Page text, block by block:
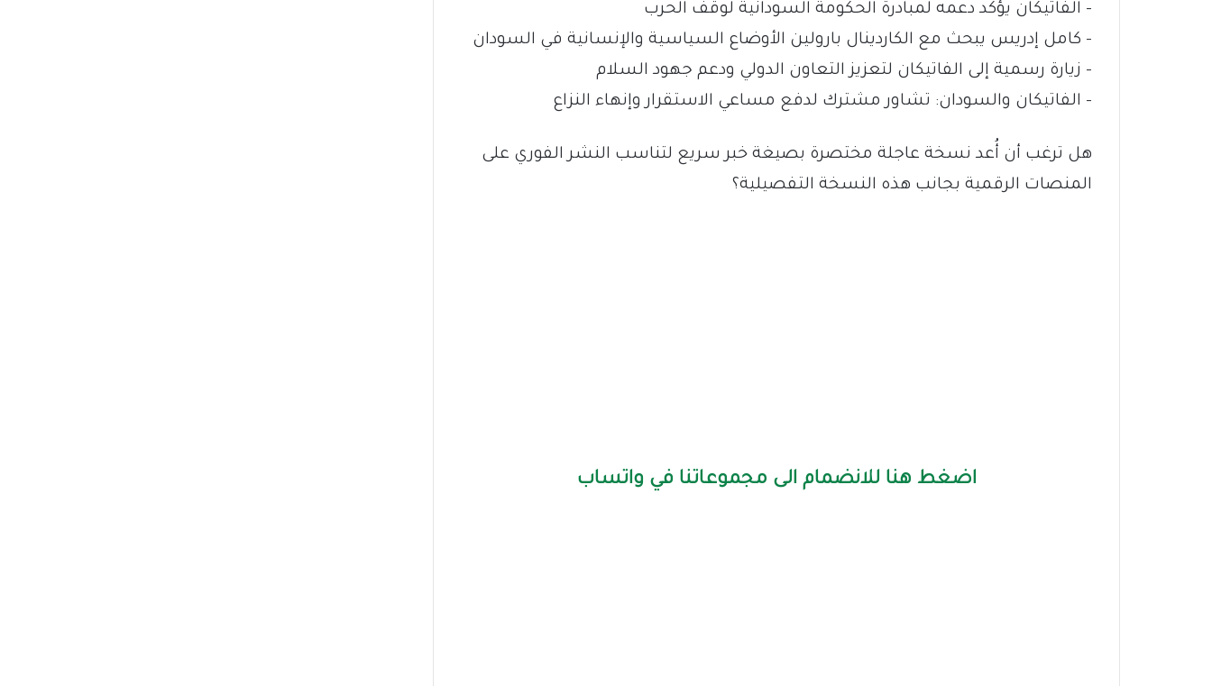
– الفاتيكان يؤكد دعمه لمبادرة الحكومة السودانية لوقف الحرب
– كامل إدريس يبحث مع الكاردينال بارولين الأوضاع السياسية والإنسانية في السودان
– زيارة رسمية إلى الفاتيكان لتعزيز التعاون الدولي ودعم جهود السلام
– الفاتيكان والسودان: تشاور مشترك لدفع مساعي الاستقرار وإنهاء النزاع
هل ترغب أن أُعد نسخة عاجلة مختصرة بصيغة خبر سريع لتناسب النشر الفوري على
المنصات الرقمية بجانب هذه النسخة التفصيلية؟
اضغط هنا للانضمام الى مجموعاتنا في واتساب